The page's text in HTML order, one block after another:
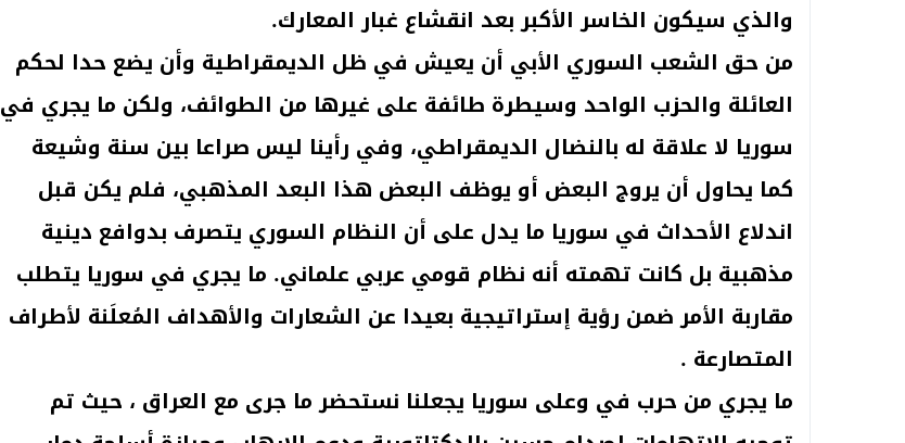
والذي سيكون الخاسر الأكبر بعد انقشاع غبار المعارك.
من حق الشعب السوري الأبي أن يعيش في ظل الديمقراطية وأن يضع حدا لحكم
العائلة والحزب الواحد وسيطرة طائفة على غيرها من الطوائف، ولكن ما يجري في
سوريا لا علاقة له بالنضال الديمقراطي، وفي رأينا ليس صراعا بين سنة وشيعة
كما يحاول أن يروج البعض أو يوظف البعض هذا البعد المذهبي، فلم يكن قبل
اندلاع الأحداث في سوريا ما يدل على أن النظام السوري يتصرف بدوافع دينية
مذهبية بل كانت تهمته أنه نظام قومي عربي علماني. ما يجري في سوريا يتطلب
مقاربة الأمر ضمن رؤية إستراتيجية بعيدا عن الشعارات والأهداف المُعلَنة لأطراف
المتصارعة .
ما يجري من حرب في وعلى سوريا يجعلنا نستحضر ما جرى مع العراق ، حيث تم